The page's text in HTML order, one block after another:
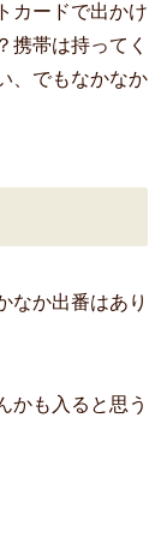
カードで出かけ
携帯は持ってく
、でもなかなか
なか出番はあり
かも入ると思う